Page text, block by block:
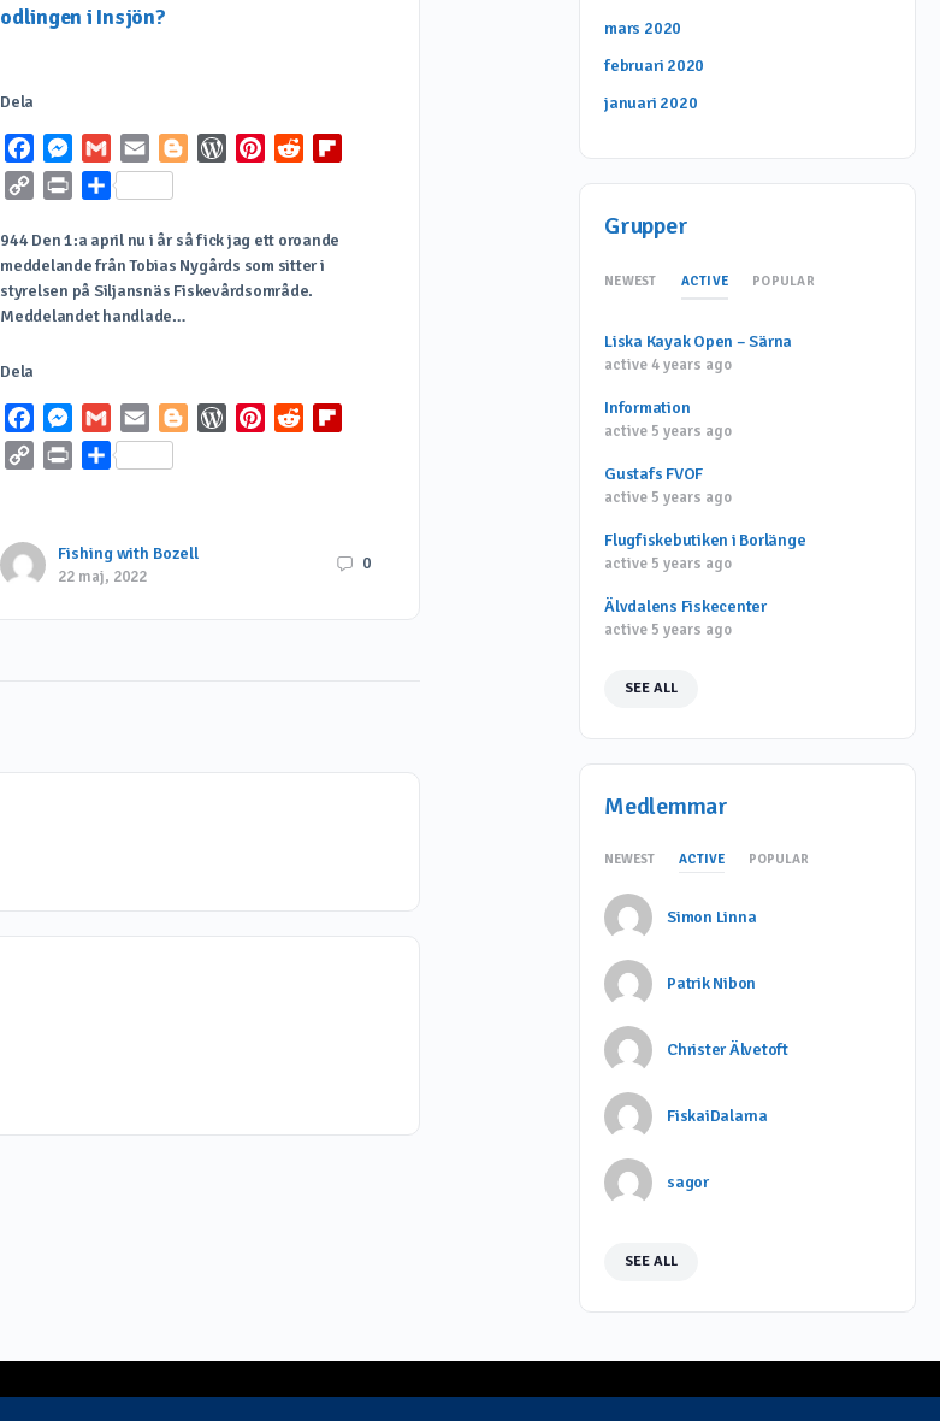
odlingen i Insjön?
Dela
FacebookMessenger
Gmail Email BloggerWordPressPinterest
Reddit
Copy
Print Dela
944 Den 1:a april nu i år så fick jag ett oroande
meddelande från Tobias Nygårds som sitter i
styrelsen på Siljansnäs Fiskevårdsområde.
Meddelandet handlade…
Dela
FacebookMessenger
Gmail Email BloggerWordPressPinterest
Reddit
Copy
Print Dela
Fishing with Bozell
22 maj, 2022
0
går emot Miljöprövningsdelegationens beslut den
12 december 2019 ” DOMSLUTTillståndMed ändring
av det överklagade…
Dela
26 oktober, 2020
mars 2020
februari 2020
januari 2020
Grupper
NEWEST ACTIVE POPULAR
Liska Kayak Open – Särna
active 4 years ago
Information
active 5 years ago
Gustafs FVOF
active 5 years ago
Flugfiskebutiken i Borlänge
active 5 years ago
Älvdalens Fiskecenter
active 5 years ago
SEE ALL
Medlemmar
NEWEST ACTIVE POPULAR
Simon Linna
Patrik Nibon
Christer Älvetoft
FiskaiDalarna
sagor
SEE ALL